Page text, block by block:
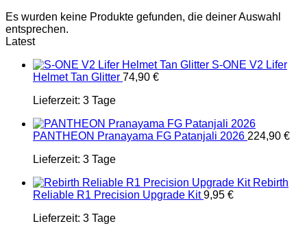
Es wurden keine Produkte gefunden, die deiner Auswahl
entsprechen.
Latest
S-ONE V2 Lifer
Helmet Tan Glitter 74,90 €
Lieferzeit: 3 Tage
PANTHEON Pranayama FG Patanjali 2026 224,90 €
Lieferzeit: 3 Tage
Rebirth
Reliable R1 Precision Upgrade Kit 9,95 €
Lieferzeit: 3 Tage